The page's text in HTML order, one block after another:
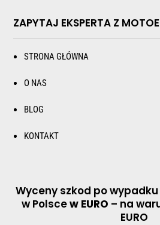
ZAPYTAJ EKSPERTA Z
STRONA GŁÓWNA
O NAS
BLOG
KONTAKT
Wyceny szkod po
w Polscew EURO – na
EURO